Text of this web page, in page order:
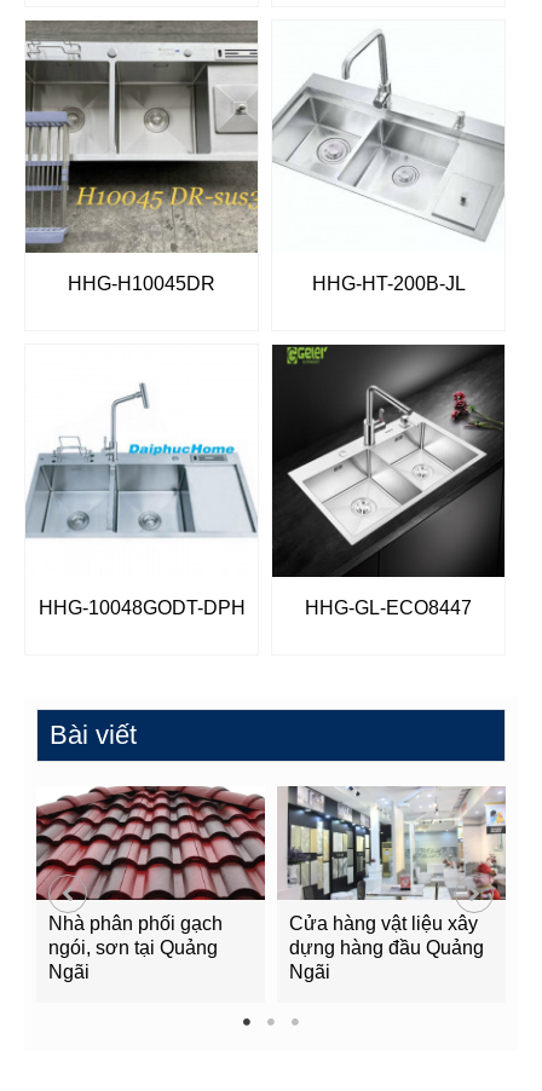
HHG-H10045DR HHG-HT-200B-JL
HHG-10048GODT-DPH HHG-GL-ECO8447
Bài viết
Nhà phân phối gạch
ngói, sơn tại Quảng
Ngãi
Cửa hàng vật liệu xây
dựng hàng đầu Quảng
Ngãi
1 2 3